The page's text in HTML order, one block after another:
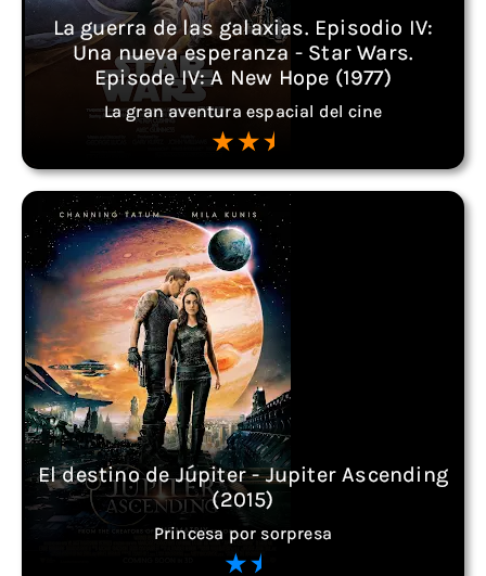
La guerra de las galaxias. Episodio IV:
Una nueva esperanza - Star Wars.
Episode IV: A New Hope (1977)
La gran aventura espacial del cine
El destino de Júpiter - Jupiter Ascending
(2015)
Princesa por sorpresa